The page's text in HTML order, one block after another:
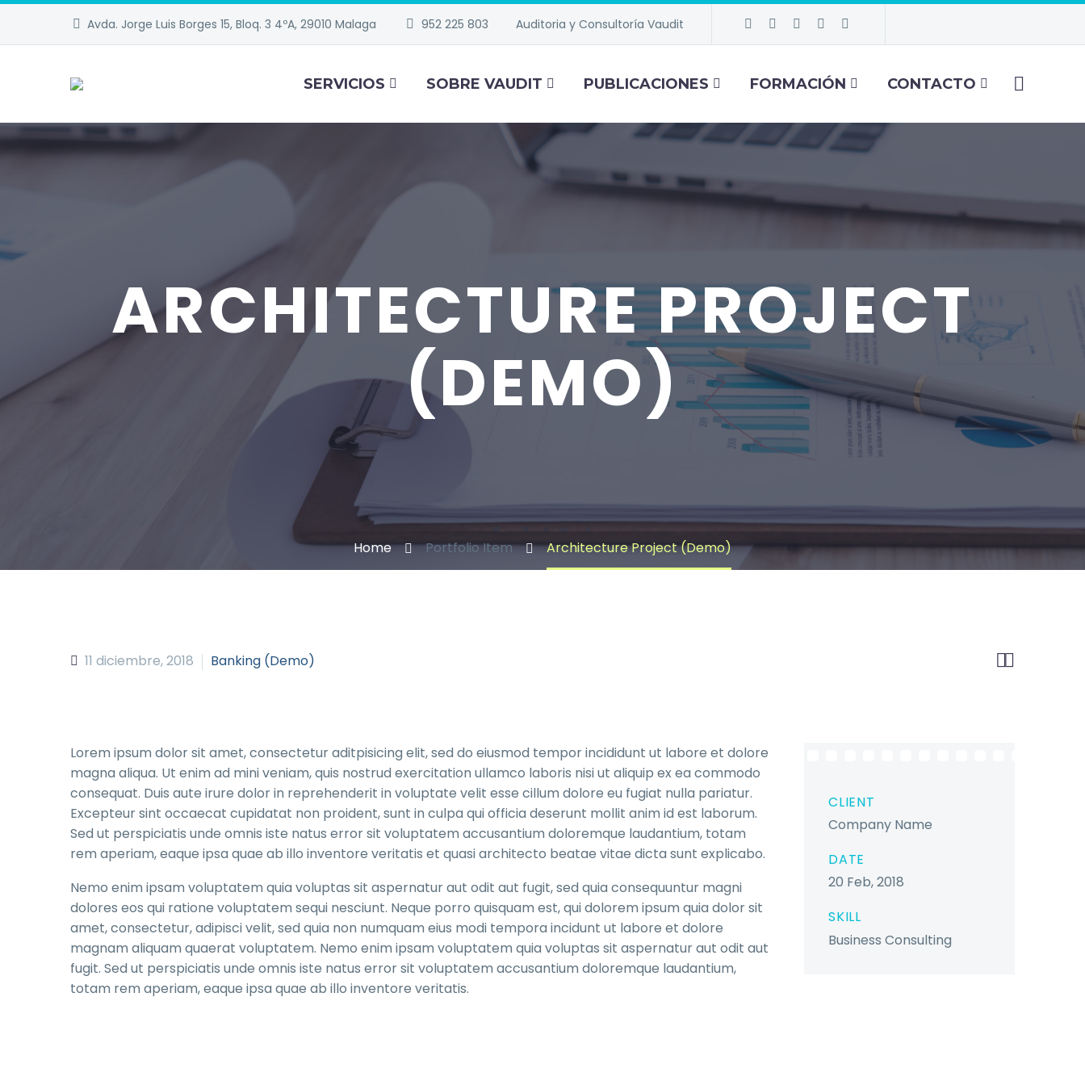
Avda. Jorge Luis Borges 15, Bloq. 3 4ºA, 29010 Malaga 952 225 803 Auditoria y Consultoría Vaudit
SERVICIOS SOBRE VAUDIT PUBLICACIONES FORMACIÓN CONTACTO
ARCHITECTURE PROJECT
(DEMO)
Home Portfolio Item Architecture Project (Demo)

11 diciembre, 2018 Banking (Demo)
Lorem ipsum dolor sit amet, consectetur aditpisicing elit, sed do eiusmod tempor incididunt ut labore et dolore
magna aliqua. Ut enim ad mini veniam, quis nostrud exercitation ullamco laboris nisi ut aliquip ex ea commodo
consequat. Duis aute irure dolor in reprehenderit in voluptate velit esse cillum dolore eu fugiat nulla pariatur.
Excepteur sint occaecat cupidatat non proident, sunt in culpa qui officia deserunt mollit anim id est laborum.
Sed ut perspiciatis unde omnis iste natus error sit voluptatem accusantium doloremque laudantium, totam
rem aperiam, eaque ipsa quae ab illo inventore veritatis et quasi architecto beatae vitae dicta sunt explicabo.
Nemo enim ipsam voluptatem quia voluptas sit aspernatur aut odit aut fugit, sed quia consequuntur magni
dolores eos qui ratione voluptatem sequi nesciunt. Neque porro quisquam est, qui dolorem ipsum quia dolor sit
amet, consectetur, adipisci velit, sed quia non numquam eius modi tempora incidunt ut labore et dolore
magnam aliquam quaerat voluptatem. Nemo enim ipsam voluptatem quia voluptas sit aspernatur aut odit aut
fugit. Sed ut perspiciatis unde omnis iste natus error sit voluptatem accusantium doloremque laudantium,
totam rem aperiam, eaque ipsa quae ab illo inventore veritatis.
CLIENT
Company Name
DATE
20 Feb, 2018
SKILL
Business Consulting